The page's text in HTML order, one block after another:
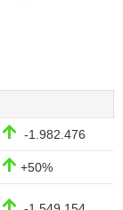
-1.982.476
+50%